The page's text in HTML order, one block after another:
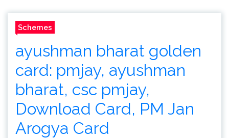
Schemes
ayushman bharat golden
card: pmjay, ayushman
bharat, csc pmjay,
Download Card, PM Jan
Arogya Card